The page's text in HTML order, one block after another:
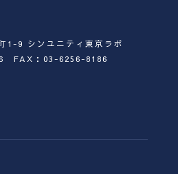
1-9 シンユニティ東京ラボ
FAX：03-6256-8186